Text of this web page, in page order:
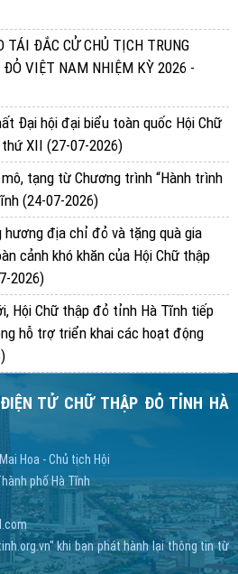
ĐẮC CỬ CHỦ TỊCH TRUNG
ĐỎ VIỆT NAM NHIỆM KỲ 2026 -
Đại hội đại biểu toàn quốc Hội Chữ
XII (27-07-2026)
tạng từ Chương trình “Hành trình
(24-07-2026)
hương địa chỉ đỏ và tặng quà gia
cảnh khó khăn của Hội Chữ thập
2026)
Hội Chữ thập đỏ tỉnh Hà Tĩnh tiếp
hỗ trợ triển khai các hoạt động
TỬ CHỮ THẬP ĐỎ TỈNH HÀ
Hoa - Chủ tịch Hội
phố Hà Tĩnh
khi bạn phát hành lại thông tin từ